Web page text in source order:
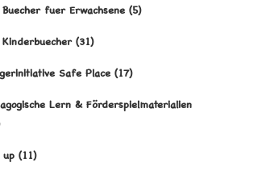
Buecher fuer Erwachsene (5)
Kinderbuecher (31)
Safe Place (17)
Lern & Förderspielmaterialien
up (11)